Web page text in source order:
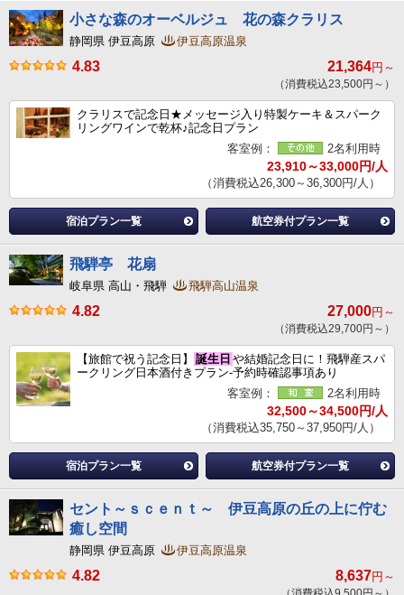
小さな森のオーベルジュ 花の森クラリス
静岡県 伊豆高原 伊豆高原温泉
4.83 21,364円～
（消費税込23,500円～）
クラリスで記念日★メッセージ入り特製ケーキ＆スパーク
リングワインで乾杯♪記念日プラン
客室例：
2名利用時
23,910～33,000円/人
（消費税込26,300～36,300円/人）
宿泊プラン一覧 航空券付プラン一覧
飛騨亭 花扇
岐阜県 高山・飛騨 飛騨高山温泉
4.82 27,000円～
（消費税込29,700円～）
【旅館で祝う記念日】 誕生日 や結婚記念日に！飛騨産スパ
ークリング日本酒付きプラン-予約時確認事項あり
客室例：
2名利用時
32,500～34,500円/人
（消費税込35,750～37,950円/人）
宿泊プラン一覧 航空券付プラン一覧
セント～ｓｃｅｎｔ～ 伊豆高原の丘の上に佇む
癒し空間
静岡県 伊豆高原 伊豆高原温泉
4.82 8,637円～